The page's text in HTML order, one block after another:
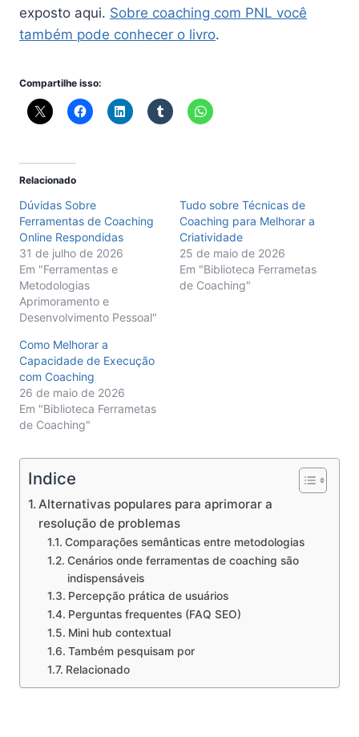
exposto aqui. Sobre coaching com PNL você
também pode conhecer o livro.
Compartilhe isso:
Relacionado
Dúvidas Sobre
Ferramentas de Coaching
Online Respondidas
31 de julho de 2026
Em "Ferramentas e
Metodologias
Aprimoramento e
Desenvolvimento Pessoal"
Tudo sobre Técnicas de
Coaching para Melhorar a
Criatividade
25 de maio de 2026
Em "Biblioteca Ferrametas
de Coaching"
Como Melhorar a
Capacidade de Execução
com Coaching
26 de maio de 2026
Em "Biblioteca Ferrametas
de Coaching"
Indice
Alternativas populares para aprimorar a
resolução de problemas
Comparações semânticas entre metodologias
Cenários onde ferramentas de coaching são
indispensáveis
Percepção prática de usuários
Perguntas frequentes (FAQ SEO)
Mini hub contextual
Também pesquisam por
Relacionado